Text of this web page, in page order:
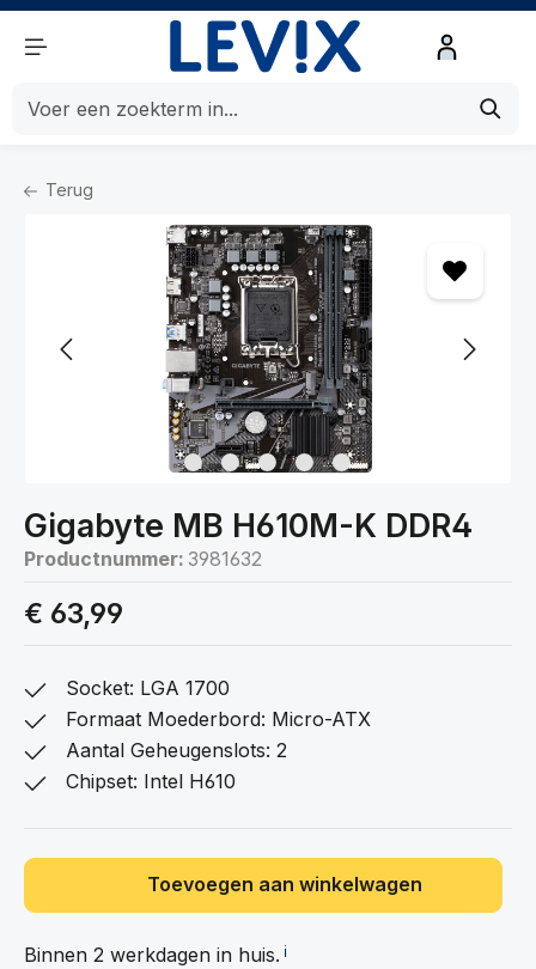
Terug
Home
Gigabyte MB H610M-K DDR4
Productnummer: 3981632
€ 63,99
Socket: LGA 1700
Formaat Moederbord: Micro-ATX
Aantal Geheugenslots: 2
Chipset: Intel H610
Toevoegen aan winkelwagen
Binnen 2 werkdagen in huis. ℹ️